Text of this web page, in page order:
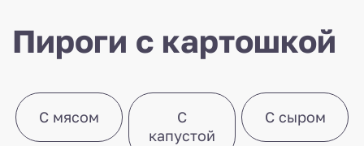
Пироги с картошкой
С мясом
С
капустой
С сыром